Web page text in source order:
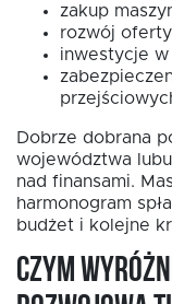
zakup
rozwój
inwestycje
Dobrze dobrana
województwa
nad finansami.
harmonogram
budżet i kolejne
Czym